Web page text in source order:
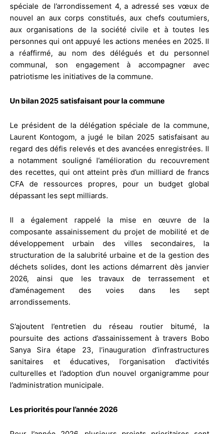
spéciale de l’arrondissement 4, a adressé ses vœux de
nouvel an aux corps constitués, aux chefs coutumiers,
aux organisations de la société civile et à toutes les
personnes qui ont appuyé les actions menées en 2025. Il
a réaffirmé, au nom des délégués et du personnel
communal, son engagement à accompagner avec
patriotisme les initiatives de la commune.
Un bilan 2025 satisfaisant pour la commune
Le président de la délégation spéciale de la commune,
Laurent Kontogom, a jugé le bilan 2025 satisfaisant au
regard des défis relevés et des avancées enregistrées. Il
a notamment souligné l’amélioration du recouvrement
des recettes, qui ont atteint près d’un milliard de francs
CFA de ressources propres, pour un budget global
dépassant les sept milliards.
Il a également rappelé la mise en œuvre de la
composante assainissement du projet de mobilité et de
développement urbain des villes secondaires, la
structuration de la salubrité urbaine et de la gestion des
déchets solides, dont les actions démarrent dès janvier
2026, ainsi que les travaux de terrassement et
d’aménagement des voies dans les sept
arrondissements.
S’ajoutent l’entretien du réseau routier bitumé, la
poursuite des actions d’assainissement à travers Bobo
Sanya Sira étape 23, l’inauguration d’infrastructures
sanitaires et éducatives, l’organisation d’activités
culturelles et l’adoption d’un nouvel organigramme pour
l’administration municipale.
Les priorités pour l’année 2026